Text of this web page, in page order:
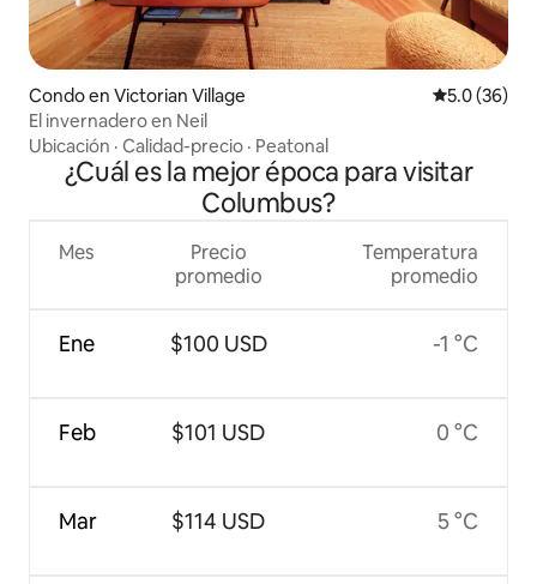
Condo en Victorian Village Calificación
5.0 (36)
El invernadero en Neil
Ubicación · Calidad-precio · Peatonal
¿Cuál es la mejor época para visitar
Columbus?
Mes
Ene
Feb
Mar
Precio
promedio
$100 USD
$101 USD
$114 USD
Temperatura
promedio
-1 °C
0 °C
5 °C